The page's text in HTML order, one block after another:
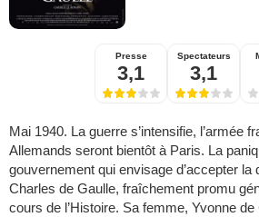
Presse
3,1
Spectateurs
3,1
Mai 1940. La guerre s’intensifie, l’armée
Allemands seront bientôt à Paris. La
gouvernement qui envisage d’accepter la
Charles de Gaulle, fraîchement promu
cours de l’Histoire. Sa femme, Yvonne